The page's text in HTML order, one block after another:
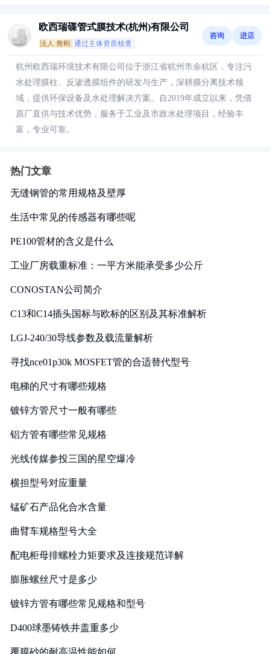
欧西瑞碟管式膜技术(杭州)有限公司
法人:詹刚 通过主体资质核查
咨询 进店
杭州欧西瑞环境技术有限公司位于浙江省杭州市余杭区，专注污
水处理膜柱、反渗透膜组件的研发与生产，深耕膜分离技术领
域，提供环保设备及水处理解决方案。自2019年成立以来，凭借
原厂直供与技术优势，服务于工业及市政水处理项目，经验丰
富，专业可靠。
热门文章
无缝钢管的常用规格及壁厚
生活中常见的传感器有哪些呢
PE100管材的含义是什么
工业厂房载重标准：一平方米能承受多少公斤
CONOSTAN公司简介
C13和C14插头国标与欧标的区别及其标准解析
LGJ-240/30导线参数及载流量解析
寻找nce01p30k MOSFET管的合适替代型号
电梯的尺寸有哪些规格
镀锌方管尺寸一般有哪些
铝方管有哪些常见规格
光线传媒参投三国的星空爆冷
横担型号对应重量
锰矿石产品化合水含量
曲臂车规格型号大全
配电柜母排螺栓力矩要求及连接规范详解
膨胀螺丝尺寸是多少
镀锌方管有哪些常见规格和型号
D400球墨铸铁井盖重多少
覆膜砂的耐高温性能如何